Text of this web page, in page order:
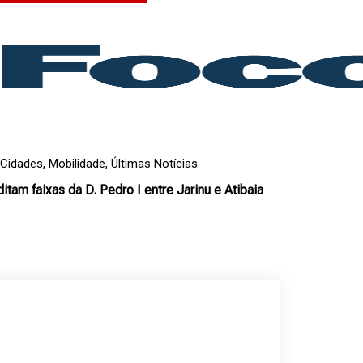
Cidades, Mobilidade, Últimas Notícias
faixas da D. Pedro I entre Jarinu e Atibaia